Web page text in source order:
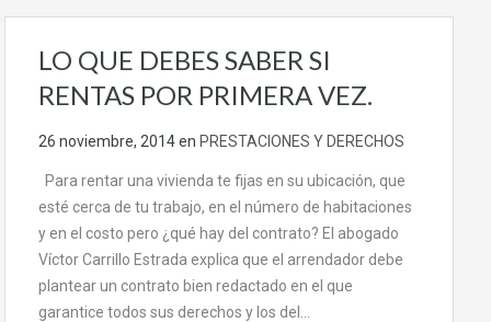
LO QUE DEBES SABER SI
RENTAS POR PRIMERA VEZ.
26 noviembre, 2014en PRESTACIONES Y DERECHOS
Para rentar una vivienda te fijas en su ubicación, que
esté cerca de tu trabajo, en el número de habitaciones
y en el costo pero ¿qué hay del contrato? El abogado
Víctor Carrillo Estrada explica que el arrendador debe
plantear un contrato bien redactado en el que
garantice todos sus derechos y los del…